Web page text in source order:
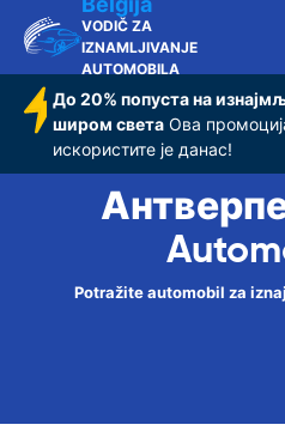
VODIČ ZA
IZNAMLJIVANJE
AUTOMOBILA
До 20% попуста на
широм света Ова
искористите је данас!
Potražite automobil za